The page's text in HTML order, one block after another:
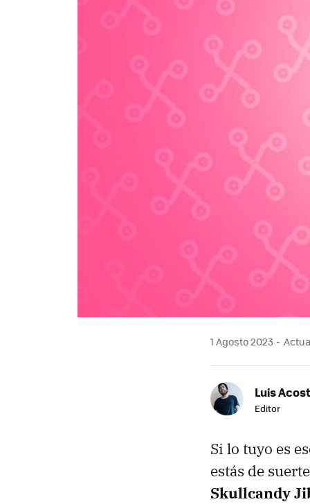
1 Agosto 2023
Luis
Editor
Si lo tuyo es
estás de
Skullcandy